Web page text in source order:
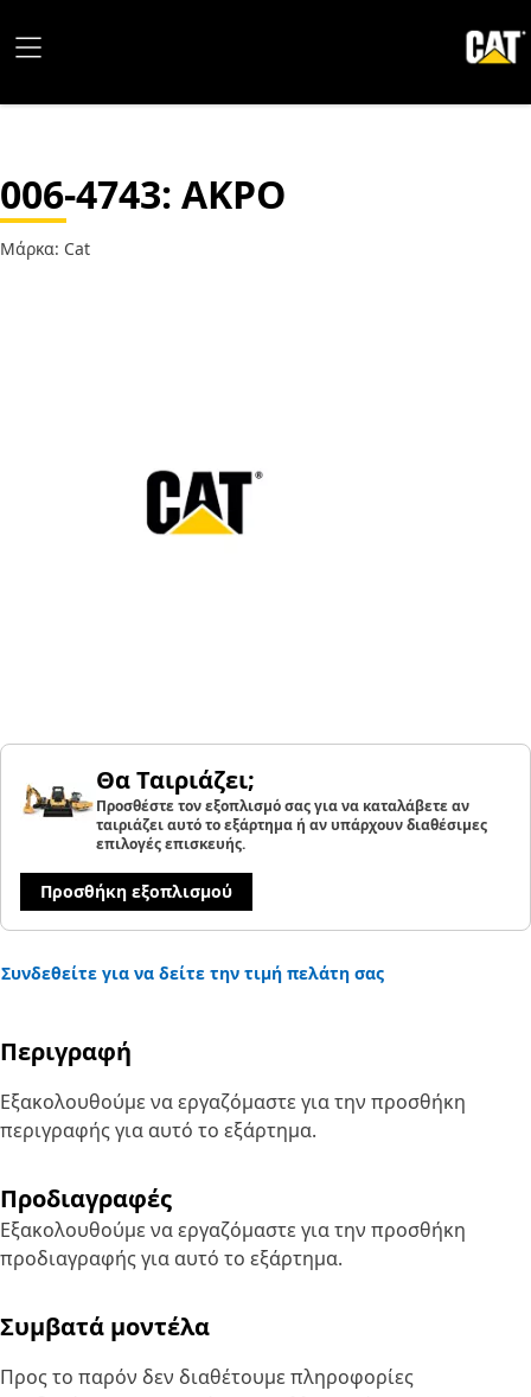
006-4743: ΑΚΡΟ
Μάρκα: Cat
Θα Ταιριάζει;
Προσθέστε τον εξοπλισμό σας για να καταλάβετε αν
ταιριάζει αυτό το εξάρτημα ή αν υπάρχουν διαθέσιμες
επιλογές επισκευής.
Προσθήκη εξοπλισμού
Συνδεθείτε για να δείτε την τιμή πελάτη σας
Περιγραφή
Εξακολουθούμε να εργαζόμαστε για την προσθήκη
περιγραφής για αυτό το εξάρτημα.
Προδιαγραφές
Εξακολουθούμε να εργαζόμαστε για την προσθήκη
προδιαγραφής για αυτό το εξάρτημα.
Συμβατά μοντέλα
Προς το παρόν δεν διαθέτουμε πληροφορίες